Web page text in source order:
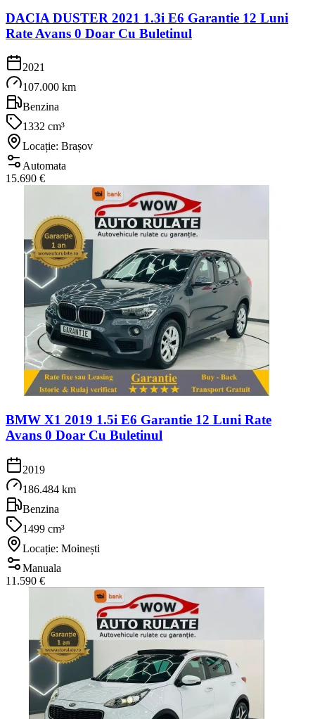
DACIA DUSTER 2021 1.3i E6 Garantie 12 Luni
Rate Avans 0 Doar Cu Buletinul
2021
107.000 km
Benzina
1332 cm³
Locație: Brașov
Automata
15.690 €
BMW X1 2019 1.5i E6 Garantie 12 Luni Rate
Avans 0 Doar Cu Buletinul
2019
186.484 km
Benzina
1499 cm³
Locație: Moinești
Manuala
11.590 €